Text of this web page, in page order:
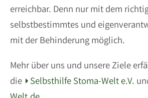
erreichbar. Denn nur mit dem
selbstbestimmtes und
mit der Behinderung möglich.
Mehr über uns und unsere Ziele
die
Selbsthilfe Stoma-Welt e.V.